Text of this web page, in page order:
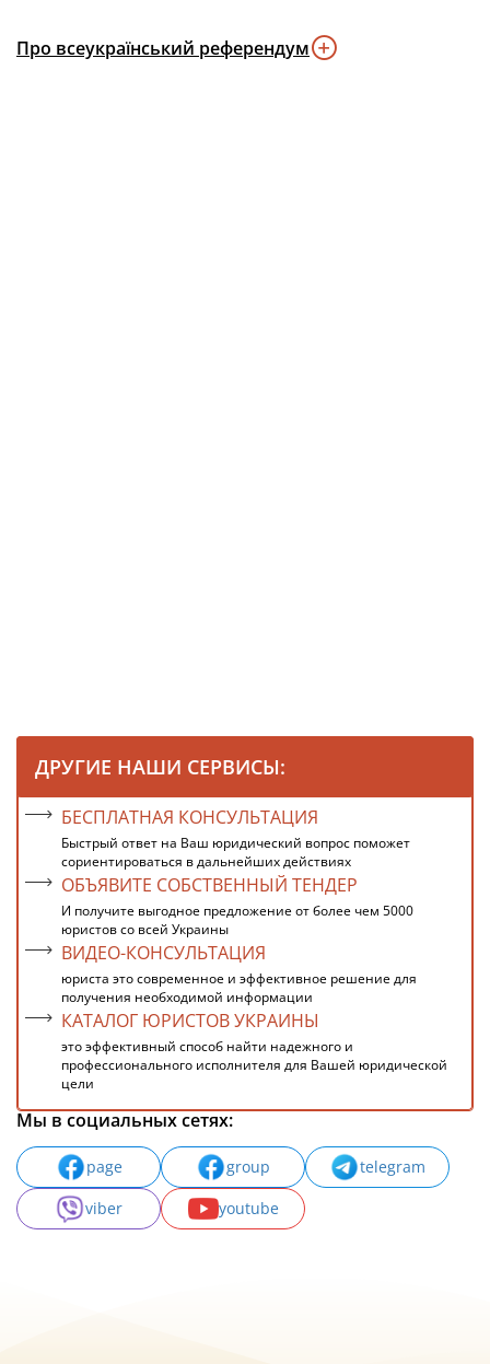
Про всеукраїнський референдум
ДРУГИЕ НАШИ СЕРВИСЫ:
БЕСПЛАТНАЯ КОНСУЛЬТАЦИЯ
Быстрый ответ на Ваш юридический вопрос поможет
сориентироваться в дальнейших действиях
ОБЪЯВИТЕ СОБСТВЕННЫЙ ТЕНДЕР
И получите выгодное предложение от более чем 5000
юристов со всей Украины
ВИДЕО-КОНСУЛЬТАЦИЯ
юриста это современное и эффективное решение для
получения необходимой информации
КАТАЛОГ ЮРИСТОВ УКРАИНЫ
это эффективный способ найти надежного и
профессионального исполнителя для Вашей юридической
цели
Мы в социальных сетях:
page group
telegram
viber
youtube